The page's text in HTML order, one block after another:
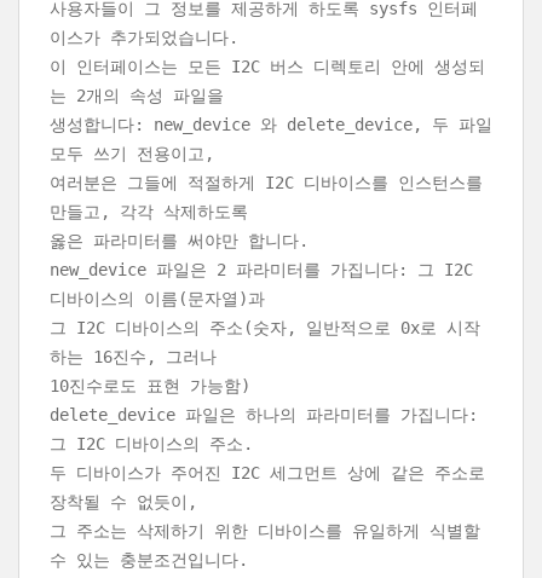
사용자들이 그 정보를 제공하게 하도록 sysfs 인터페
이스가 추가되었습니다.
이 인터페이스는 모든 I2C 버스 디렉토리 안에 생성되
는 2개의 속성 파일을
생성합니다: new_device 와 delete_device, 두 파일
모두 쓰기 전용이고,
여러분은 그들에 적절하게 I2C 디바이스를 인스턴스를
만들고, 각각 삭제하도록
옳은 파라미터를 써야만 합니다.
new_device 파일은 2 파라미터를 가집니다: 그 I2C
디바이스의 이름(문자열)과
그 I2C 디바이스의 주소(숫자, 일반적으로 0x로 시작
하는 16진수, 그러나
10진수로도 표현 가능함)
delete_device 파일은 하나의 파라미터를 가집니다:
그 I2C 디바이스의 주소.
두 디바이스가 주어진 I2C 세그먼트 상에 같은 주소로
장착될 수 없듯이,
그 주소는 삭제하기 위한 디바이스를 유일하게 식별할
수 있는 충분조건입니다.